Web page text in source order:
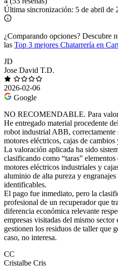
Última sincronización: 5 de abril de
¿Comparando opciones? Descubre
las Top 3 mejores Chatarrería en
JD
Jose David T.D.
2026-02-06
Google
NO RECOMENDABLE. Para
He entregado material procedente
robot industrial ABB,
motores eléctricos, cajas de cambios
La valoración aplicada ha sido
clasificando como “taras”
motores eléctricos industriales y
aluminio de alta pureza y
identificables.
El pago fue inmediato, pero la
profesional de un recuperador que
diferencia económica relevante
empresas visitadas del mismo sector
gestionen los residuos de taller que
caso, no interesa.
CC
Cristalbe Cris